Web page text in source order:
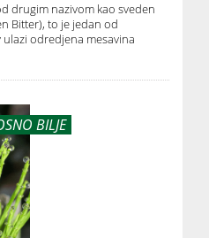
drugim nazivom kao sveden
Bitter), to je jedan od
odredjena mesavina
BILJE